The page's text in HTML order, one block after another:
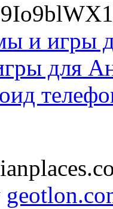
и игры
для